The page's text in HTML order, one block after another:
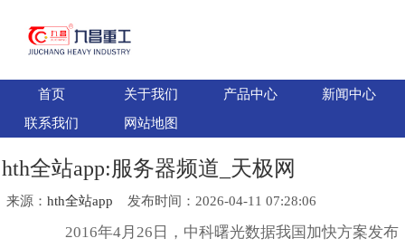
首页 关于我们 产品中心
新闻中心
联系我们
网站地图
hth全站app:服务器频道_天极网
来源：hth全站app 发布时间：2026-04-11 07:28:06
华体会hth网页版:
2016年4月26日，中科曙光数据我国加快方案发布